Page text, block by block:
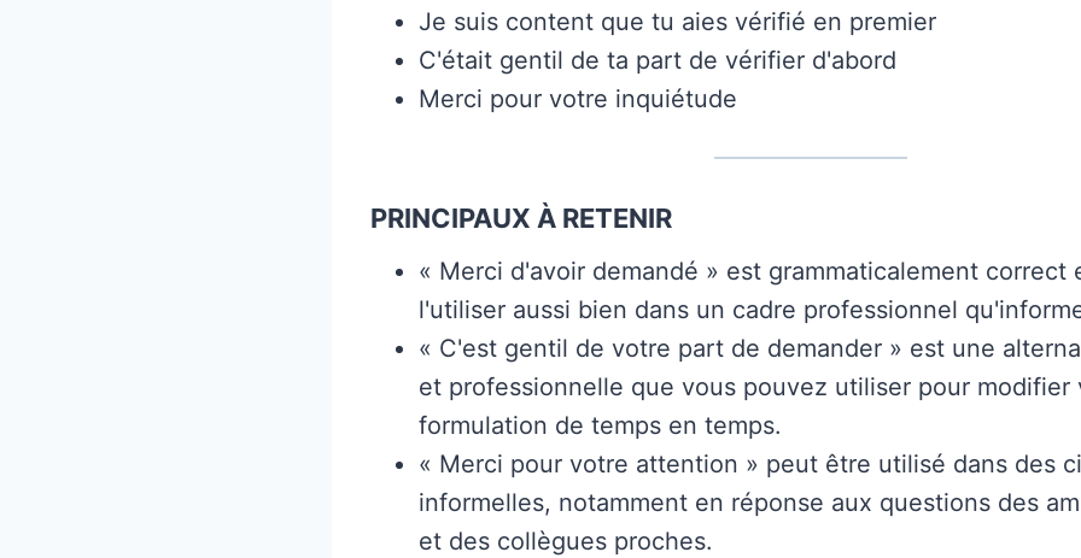
Je suis content que tu aies vérifié en premier
C'était gentil de ta part de vérifier d'abord
Merci pour votre inquiétude
PRINCIPAUX À RETENIR
« Merci d'avoir demandé » est grammaticalement correct
l'utiliser aussi bien dans un cadre professionnel
« C'est gentil de votre part de demander » est une
et professionnelle que vous pouvez utiliser pour modifier
formulation de temps en temps.
« Merci pour votre attention » peut être utilisé dans des
informelles, notamment en réponse aux questions des
et des collègues proches.